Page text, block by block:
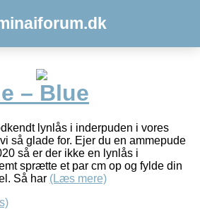
– Blue
lynlås i inderpuden i vores
så glade for. Ejer du en ammepude
så er der ikke en lynlås i
sprætte et par cm op og fylde din
Så har (Læs mere)